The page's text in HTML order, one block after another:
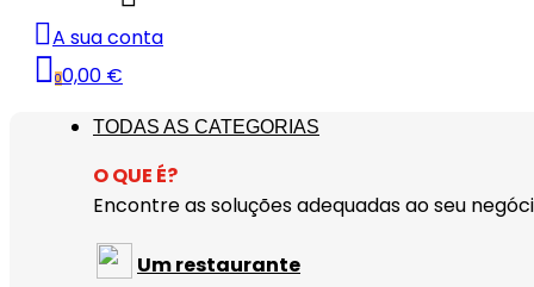
A sua conta
00,00 €
TODAS AS CATEGORIAS
O QUE É?
Encontre as soluções adequadas ao seu
Um restaurante